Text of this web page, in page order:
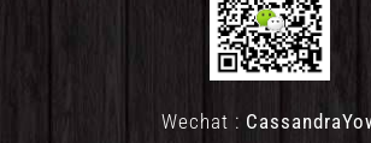
Wechat :